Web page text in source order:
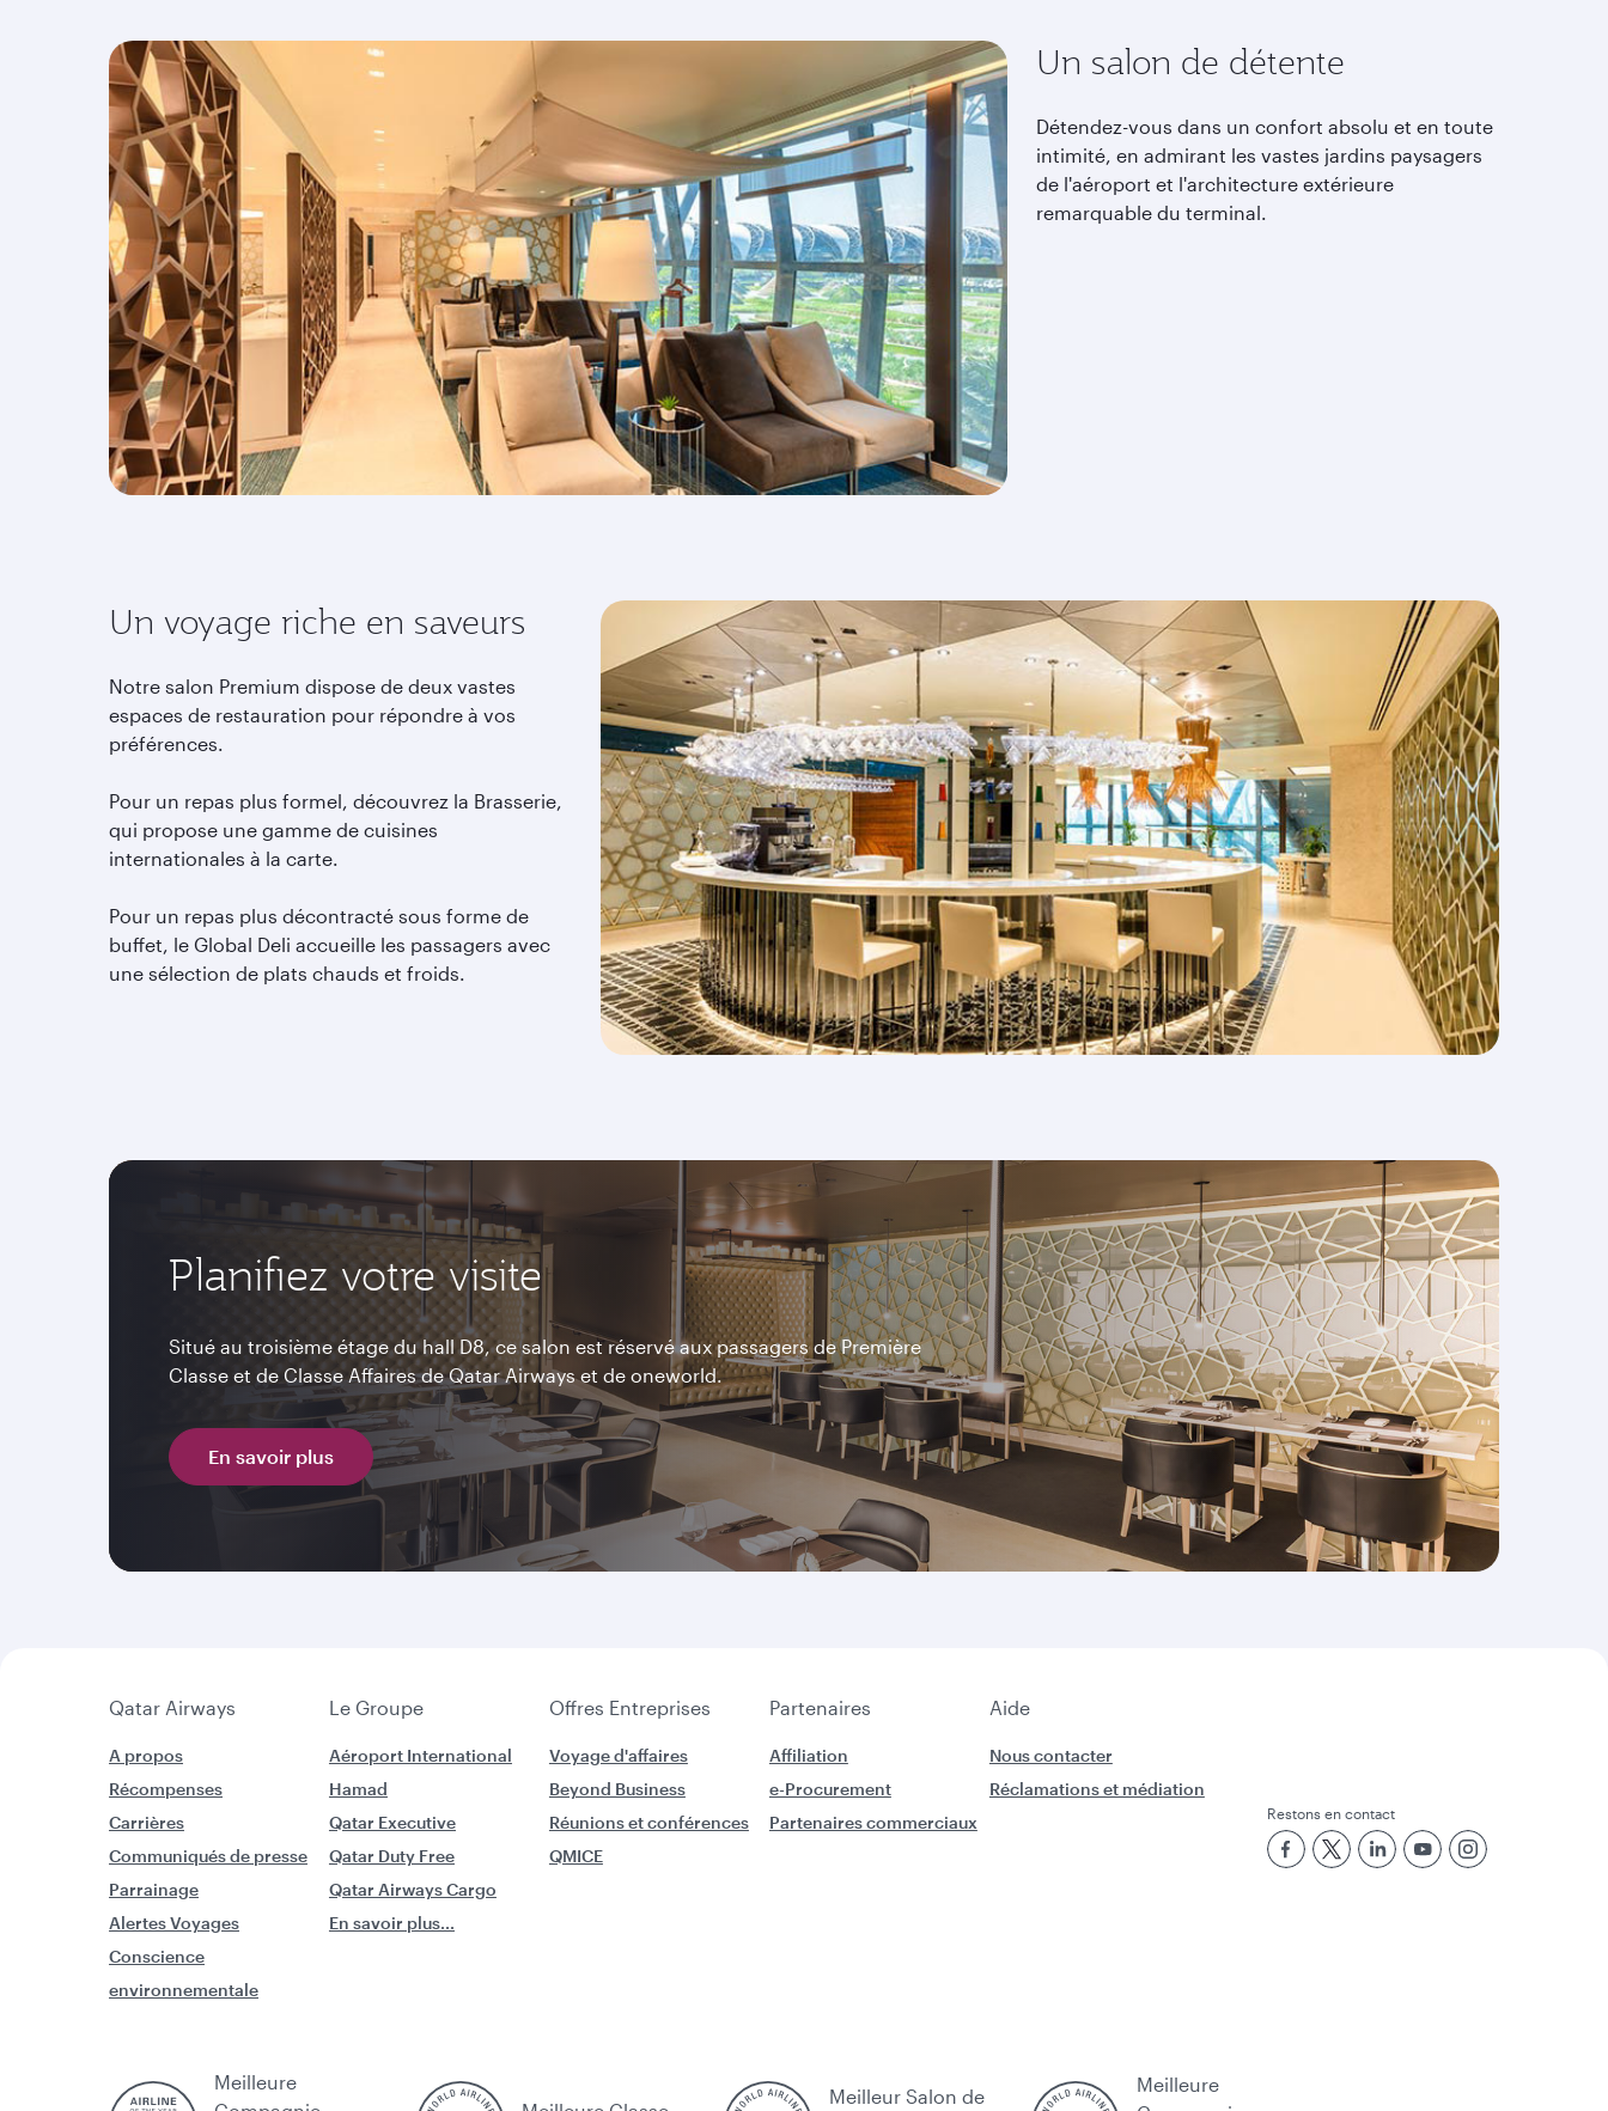
Un salon de détente
Détendez-vous dans un confort absolu et en toute
intimité, en admirant les vastes jardins paysagers
de l'aéroport et l'architecture extérieure
remarquable du terminal.
Un voyage riche en saveurs
Notre salon Premium dispose de deux vastes
espaces de restauration pour répondre à vos
préférences.
Pour un repas plus formel, découvrez la Brasserie,
qui propose une gamme de cuisines
internationales à la carte.
Pour un repas plus décontracté sous forme de
buffet, le Global Deli accueille les passagers avec
une sélection de plats chauds et froids.
Planifiez votre visite
Situé au troisième étage du hall D8, ce salon est réservé aux passagers de Première
Classe et de Classe Affaires de Qatar Airways et de oneworld.
En savoir plus
Qatar Airways Le Groupe Offres Entreprises Partenaires Aide
A propos
Récompenses
Carrières
Communiqués de presse
Parrainage
Alertes Voyages
Conscience
environnementale
Aéroport International
Hamad
Qatar Executive
Qatar Duty Free
Qatar Airways Cargo
En savoir plus...
Voyage d'affaires
Beyond Business
Réunions et conférences
QMICE
Affiliation
e-Procurement
Partenaires commerciaux
Nous contacter
Réclamations et médiation
Restons en contact
Meilleure
Meilleur Salon de
Meilleure